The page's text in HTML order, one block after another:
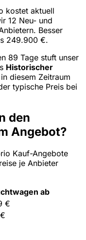
kostet aktuell
12 Neu- und
Besser
249.900 €.
89 Tage stuft unser
Historischer
diesem Zeitraum
typische Preis bei
den
Angebot?
Kauf-Angebote
je Anbieter
ab
€